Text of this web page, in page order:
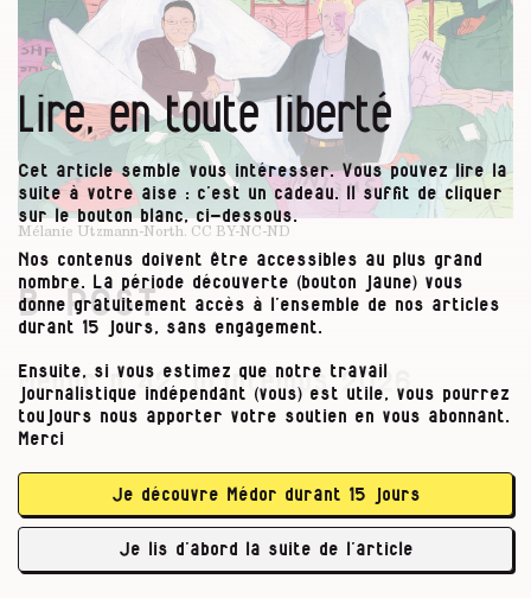
Mélanie Utzmann-North. CC BY-NC-ND
B-POST
Médor n°42, printemps 2026
Mi-mars, le Médor
importante grève chez Bpost, dont le personnel
s’opposait au décalage de ses horaires de
travail. Que pouviez-vous, justement, lire dans
ce numéro ? Une enquête sur Bpost, …
Lire, en toute liberté
Cet article semble vous intéresser. Vous pouvez lire la
suite à votre aise : c’est un cadeau. Il suffit de cliquer
sur le bouton blanc, ci-dessous.
Nos contenus doivent être accessibles au plus grand
nombre. La période découverte (bouton jaune) vous
donne gratuitement accès à l’ensemble de nos articles
durant 15 jours, sans engagement.
Ensuite, si vous estimez que notre travail
journalistique indépendant (vous) est utile, vous pourrez
toujours nous apporter votre soutien en vous abonnant.
Merci
Je découvre Médor durant 15 jours
Je lis d’abord la suite de l’article